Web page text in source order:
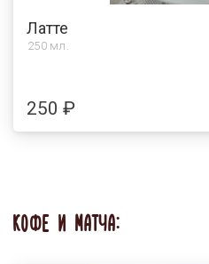
Латте
250 мл.
250 ₽
КОФЕ И МАТЧА: